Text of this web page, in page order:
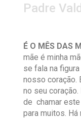
Padre
É O MÊS DAS
mãe é minha
se fala na
nosso coração.
no seu
de chamar
para muitos.